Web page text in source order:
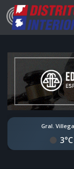
Gral.
3°C